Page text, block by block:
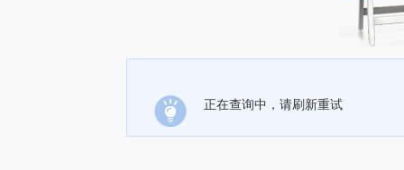
正在查询中，请刷新重试